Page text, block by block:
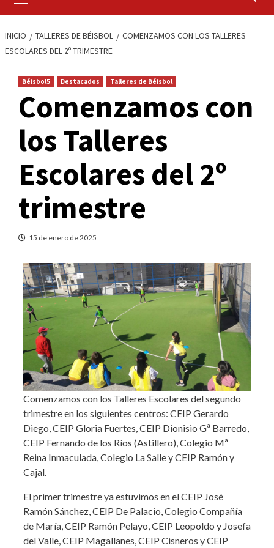
INICIO TALLERES DE BÉISBOL
COMENZAMOS CON LOS TALLERES
ESCOLARES DEL 2º TRIMESTRE
Béisbol5 Destacados Talleres de Béisbol
Comenzamos con
los Talleres
Escolares del 2º
trimestre
15 de enero de 2025
Comenzamos con los Talleres Escolares del segundo
trimestre en los siguientes centros: CEIP Gerardo
Diego, CEIP Gloria Fuertes, CEIP Dionisio Gª Barredo,
CEIP Fernando de los Ríos (Astillero), Colegio Mª
Reina Inmaculada, Colegio La Salle y CEIP Ramón y
Cajal.
El primer trimestre ya estuvimos en el CEIP José
Ramón Sánchez, CEIP De Palacio, Colegio Compañía
de María, CEIP Ramón Pelayo, CEIP Leopoldo y Josefa
del Valle, CEIP Magallanes, CEIP Cisneros y CEIP